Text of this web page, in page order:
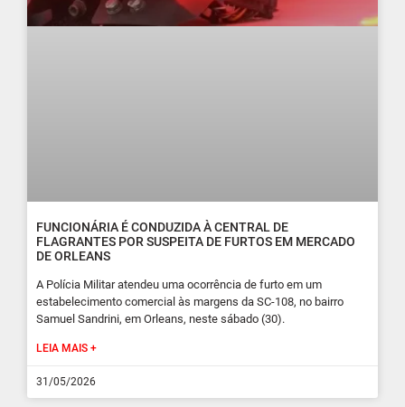
FUNCIONÁRIA É CONDUZIDA À CENTRAL DE
FLAGRANTES POR SUSPEITA DE FURTOS EM MERCADO
DE ORLEANS
A Polícia Militar atendeu uma ocorrência de furto em um
estabelecimento comercial às margens da SC-108, no bairro
Samuel Sandrini, em Orleans, neste sábado (30).
LEIA MAIS +
31/05/2026